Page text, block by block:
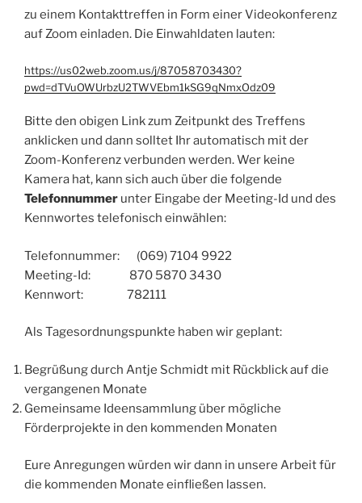
zu einem Kontakttreffen in Form einer Videokonferenz
auf Zoom einladen. Die Einwahldaten lauten:
https://us02web.zoom.us/j/87058703430?
pwd=dTVuOWUrbzU2TWVEbm1kSG9qNmxOdz09
Bitte den obigen Link zum Zeitpunkt des Treffens
anklicken und dann solltet Ihr automatisch mit der
Zoom-Konferenz verbunden werden. Wer keine
Kamera hat, kann sich auch über die folgende
Telefonnummer unter Eingabe der Meeting-Id und des
Kennwortes telefonisch einwählen:
Telefonnummer: (069) 7104 9922
Meeting-Id: 870 5870 3430
Kennwort: 782111
Als Tagesordnungspunkte haben wir geplant:
Begrüßung durch Antje Schmidt mit Rückblick auf die
vergangenen Monate
Gemeinsame Ideensammlung über mögliche
Förderprojekte in den kommenden Monaten
Eure Anregungen würden wir dann in unsere Arbeit für
die kommenden Monate einfließen lassen.